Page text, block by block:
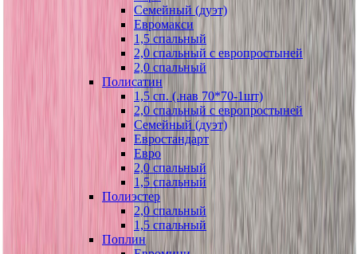
Семейный (дуэт)
Евромакси
1,5 спальный
2,0 спальный с европростыней
2,0 спальный
Полисатин
1,5 сп. (.нав 70*70-1шт)
2,0 спальный с европростыней
Семейный (дуэт)
Евростандарт
Евро
2,0 спальный
1,5 спальный
Полиэстер
2,0 спальный
1,5 спальный
Поплин